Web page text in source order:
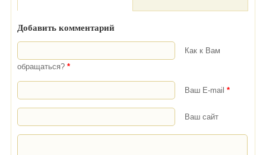
Добавить комментарий
Как к Вам
обращаться? *
Ваш E-mail *
Ваш сайт